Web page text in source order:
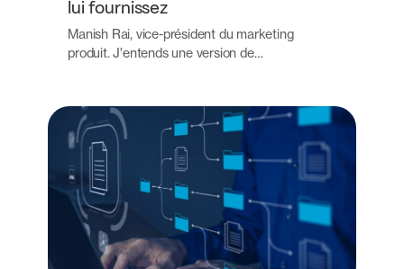
lui fournissez
Manish Rai, vice-président du marketing
produit. J'entends une version de…